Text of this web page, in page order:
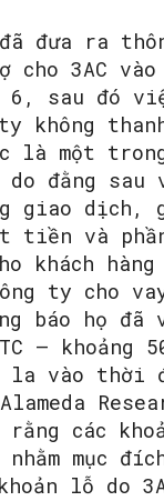
đưa ra
cho 3AC vào
6, sau đó
không
là một
do đằng sau
giao dịch,
tiền và
khách
ty cho
báo họ đã
– khoảng
vào thời
các
mục
lỗ do